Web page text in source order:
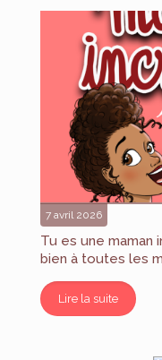
7 avril 2026
Tu es une maman
bien à toutes les
Lire la suite